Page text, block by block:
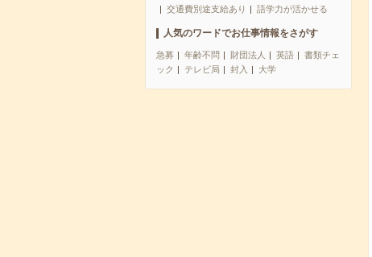
交通費別途支給あり
語学力が活かせる
人気のワードでお仕事情報をさがす
急募 年齢不問 財団法人 英語
書類チェ
ック
テレビ局 封入 大学